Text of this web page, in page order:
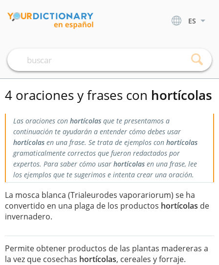
ES
4 oraciones y frases con hortícolas
Las oraciones con hortícolas que te presentamos a
continuación te ayudarán a entender cómo debes usar
hortícolas en una frase. Se trata de ejemplos con hortícolas
gramaticalmente correctos que fueron redactados por
expertos. Para saber cómo usar hortícolas en una frase, lee
los ejemplos que te sugerimos e intenta crear una oración.
La mosca blanca (Trialeurodes vaporariorum) se ha
convertido en una plaga de los productos hortícolas de
invernadero.
Permite obtener productos de las plantas madereras a
la vez que cosechas hortícolas, cereales y forraje.